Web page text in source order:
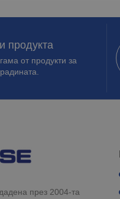
продукта
от продукти за
през 2004-та